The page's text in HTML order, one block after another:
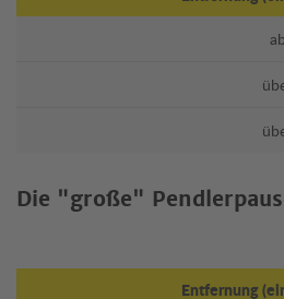
Die "große"
Entfernung